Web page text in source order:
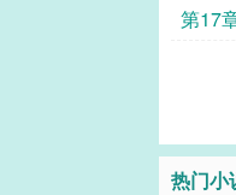
第17
热门小